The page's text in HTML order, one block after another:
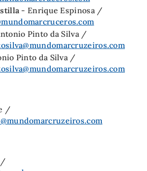
- Enrique Espinosa /
Pinto da Silva /
Pinto da Silva /
/
/